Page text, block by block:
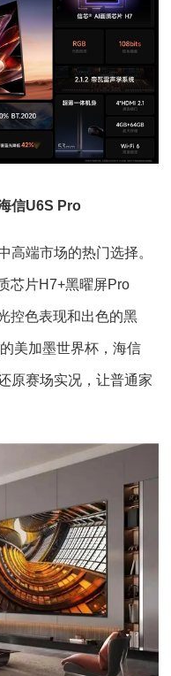
信U6S Pro
高端市场的热门选择。
芯片H7+黑曜屏Pro
控色表现和出色的黑
美加墨世界杯，海信
原赛场实况，让普通家